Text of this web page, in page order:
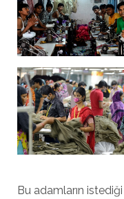
Bu adamların